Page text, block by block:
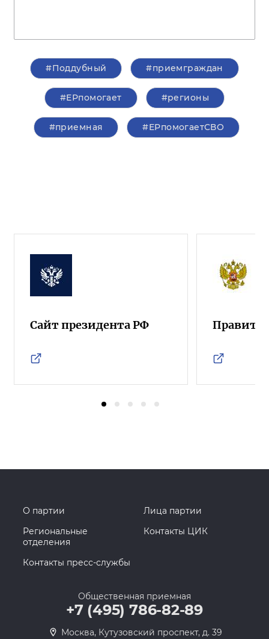
#Поддубный #приемграждан
#ЕРпомогает #регионы
#приемная #ЕРпомогаетСВО
Сайт президента РФ
О партии
Лица партии
Региональные
отделения
Контакты ЦИК
Контакты пресс-службы
Общественная приемная
+7 (495) 786-82-89
Москва, Кутузовский проспект, д. 39